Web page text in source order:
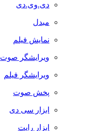
دی.وی.دی
مبدل
نمایش فیلم
ویرایشگر صوت
ویرایشگر فیلم
پخش صوت
ابزار سی دی
ابزار رایت